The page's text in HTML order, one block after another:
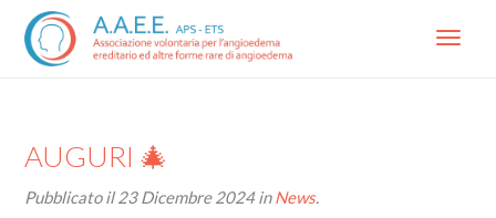
Menu
AUGURI 🎄
Pubblicato il23 Dicembre 2024inNews.